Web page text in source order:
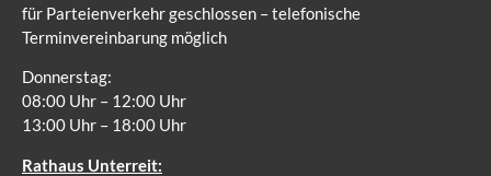
für Parteienverkehr geschlossen – telefonische
Terminvereinbarung möglich
Donnerstag:
08:00 Uhr – 12:00 Uhr
13:00 Uhr – 18:00 Uhr
Rathaus Unterreit: